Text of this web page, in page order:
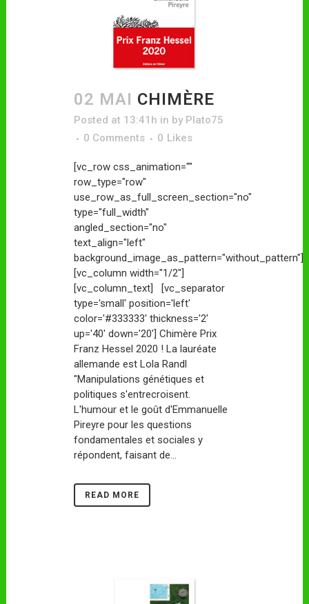
02 MAI CHIMÈRE
Posted at 13:41h in by Plato75
0 Comments
0 Likes
[vc_row css_animation=""
row_type="row"
use_row_as_full_screen_section="no"
type="full_width"
angled_section="no"
text_align="left"
background_image_as_pattern="without_pattern"]
[vc_column width="1/2"]
[vc_column_text] [vc_separator
type='small' position='left'
color='#333333' thickness='2'
up='40' down='20'] Chimère Prix
Franz Hessel 2020 ! La lauréate
allemande est Lola Randl
"Manipulations génétiques et
politiques s'entrecroisent.
L'humour et le goût d'Emmanuelle
Pireyre pour les questions
fondamentales et sociales y
répondent, faisant de...
READ MORE